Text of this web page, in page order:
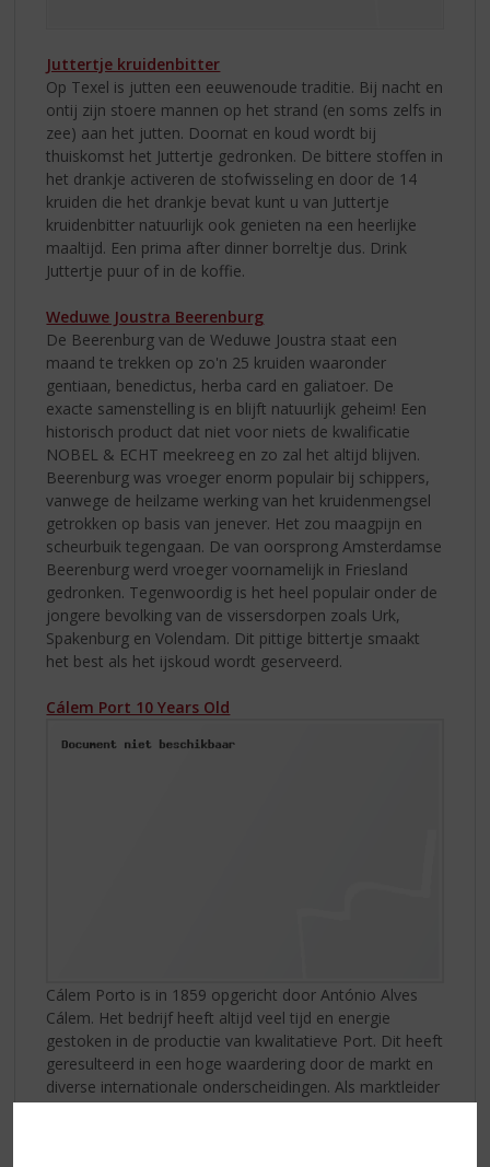
Juttertje kruidenbitter
Op Texel is jutten een eeuwenoude traditie. Bij nacht en
ontij zijn stoere mannen op het strand (en soms zelfs in
zee) aan het jutten. Doornat en koud wordt bij
thuiskomst het Juttertje gedronken. De bittere stoffen in
het drankje activeren de stofwisseling en door de 14
kruiden die het drankje bevat kunt u van Juttertje
kruidenbitter natuurlijk ook genieten na een heerlijke
maaltijd. Een prima after dinner borreltje dus. Drink
Juttertje puur of in de koffie.
Weduwe Joustra Beerenburg
De Beerenburg van de Weduwe Joustra staat een
maand te trekken op zo'n 25 kruiden waaronder
gentiaan, benedictus, herba card en galiatoer. De
exacte samenstelling is en blijft natuurlijk geheim! Een
historisch product dat niet voor niets de kwalificatie
NOBEL & ECHT meekreeg en zo zal het altijd blijven.
Beerenburg was vroeger enorm populair bij schippers,
vanwege de heilzame werking van het kruidenmengsel
getrokken op basis van jenever. Het zou maagpijn en
scheurbuik tegengaan. De van oorsprong Amsterdamse
Beerenburg werd vroeger voornamelijk in Friesland
gedronken. Tegenwoordig is het heel populair onder de
jongere bevolking van de vissersdorpen zoals Urk,
Spakenburg en Volendam. Dit pittige bittertje smaakt
het best als het ijskoud wordt geserveerd.
Cálem Port 10 Years Old
Cálem Porto is in 1859 opgericht door António Alves
Cálem. Het bedrijf heeft altijd veel tijd en energie
gestoken in de productie van kwalitatieve Port. Dit heeft
geresulteerd in een hoge waardering door de markt en
diverse internationale onderscheidingen. Als marktleider